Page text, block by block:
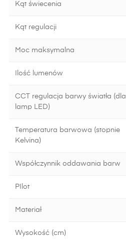
Kąt świecenia
Kąt regulacji
Moc maksymalna
Ilość lumenów
CCT regulacja barwy światła (dla
lamp LED)
Temperatura barwowa (stopnie
Kelvina)
Współczynnik oddawania barw
PIlot
Materiał
Wysokość (cm)